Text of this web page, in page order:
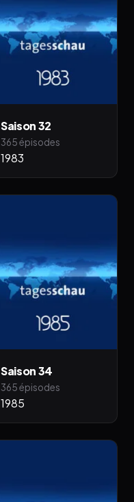
Saison 32
365 épisodes
1983
Saison 34
365 épisodes
1985